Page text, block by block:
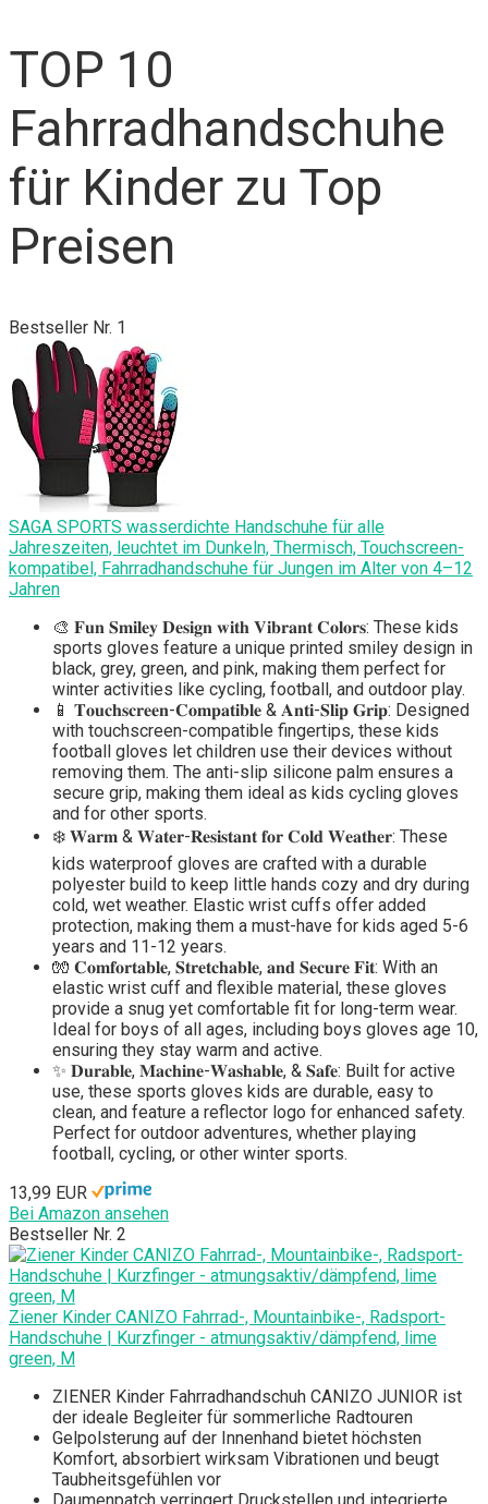
TOP 10
Fahrradhandschuhe
für Kinder zu Top
Preisen
Bestseller Nr. 1
SAGA SPORTS wasserdichte Handschuhe für alle
Jahreszeiten, leuchtet im Dunkeln, Thermisch, Touchscreen-
kompatibel, Fahrradhandschuhe für Jungen im Alter von 4–12
Jahren
🎨 𝐅𝐮𝐧 𝐒𝐦𝐢𝐥𝐞𝐲 𝐃𝐞𝐬𝐢𝐠𝐧 𝐰𝐢𝐭𝐡 𝐕𝐢𝐛𝐫𝐚𝐧𝐭 𝐂𝐨𝐥𝐨𝐫𝐬: These kids
sports gloves feature a unique printed smiley design in
black, grey, green, and pink, making them perfect for
winter activities like cycling, football, and outdoor play.
📱 𝐓𝐨𝐮𝐜𝐡𝐬𝐜𝐫𝐞𝐞𝐧-𝐂𝐨𝐦𝐩𝐚𝐭𝐢𝐛𝐥𝐞 & 𝐀𝐧𝐭𝐢-𝐒𝐥𝐢𝐩 𝐆𝐫𝐢𝐩: Designed
with touchscreen-compatible fingertips, these kids
football gloves let children use their devices without
removing them. The anti-slip silicone palm ensures a
secure grip, making them ideal as kids cycling gloves
and for other sports.
❄️ 𝐖𝐚𝐫𝐦 & 𝐖𝐚𝐭𝐞𝐫-𝐑𝐞𝐬𝐢𝐬𝐭𝐚𝐧𝐭 𝐟𝐨𝐫 𝐂𝐨𝐥𝐝 𝐖𝐞𝐚𝐭𝐡𝐞𝐫: These
kids waterproof gloves are crafted with a durable
polyester build to keep little hands cozy and dry during
cold, wet weather. Elastic wrist cuffs offer added
protection, making them a must-have for kids aged 5-6
years and 11-12 years.
🧤 𝐂𝐨𝐦𝐟𝐨𝐫𝐭𝐚𝐛𝐥𝐞, 𝐒𝐭𝐫𝐞𝐭𝐜𝐡𝐚𝐛𝐥𝐞, 𝐚𝐧𝐝 𝐒𝐞𝐜𝐮𝐫𝐞 𝐅𝐢𝐭: With an
elastic wrist cuff and flexible material, these gloves
provide a snug yet comfortable fit for long-term wear.
Ideal for boys of all ages, including boys gloves age 10,
ensuring they stay warm and active.
✨ 𝐃𝐮𝐫𝐚𝐛𝐥𝐞, 𝐌𝐚𝐜𝐡𝐢𝐧𝐞-𝐖𝐚𝐬𝐡𝐚𝐛𝐥𝐞, & 𝐒𝐚𝐟𝐞: Built for active
use, these sports gloves kids are durable, easy to
clean, and feature a reflector logo for enhanced safety.
Perfect for outdoor adventures, whether playing
football, cycling, or other winter sports.
13,99 EUR
Bei Amazon ansehen
Bestseller Nr. 2
Ziener Kinder CANIZO Fahrrad-, Mountainbike-, Radsport-
Handschuhe | Kurzfinger - atmungsaktiv/dämpfend, lime
green, M
ZIENER Kinder Fahrradhandschuh CANIZO JUNIOR ist
der ideale Begleiter für sommerliche Radtouren
Gelpolsterung auf der Innenhand bietet höchsten
Komfort, absorbiert wirksam Vibrationen und beugt
Taubheitsgefühlen vor